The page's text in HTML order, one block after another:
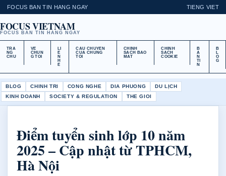
FOCUS BAN TIN HANG NGAY TIENG VIET
FOCUS VIETNAM
FOCUS BAN TIN HANG NGAY
TRA
NG
CHU
VE
CHUN
G TOI
LI
E
N
H
E
CAU CHUYEN
CUA CHUNG
TOI
CHINH
SACH BAO
MAT
CHINH
SACH
COOKIE
B
A
N
TI
N
B
L
O
G
BLOG CHINH TRI CONG NGHE DIA PHUONG
DU LỊCH
KINH DOANH
SOCIETY & REGULATION THE GIOI
Điểm tuyển sinh lớp 10 năm
2025 – Cập nhật từ TPHCM,
Hà Nội